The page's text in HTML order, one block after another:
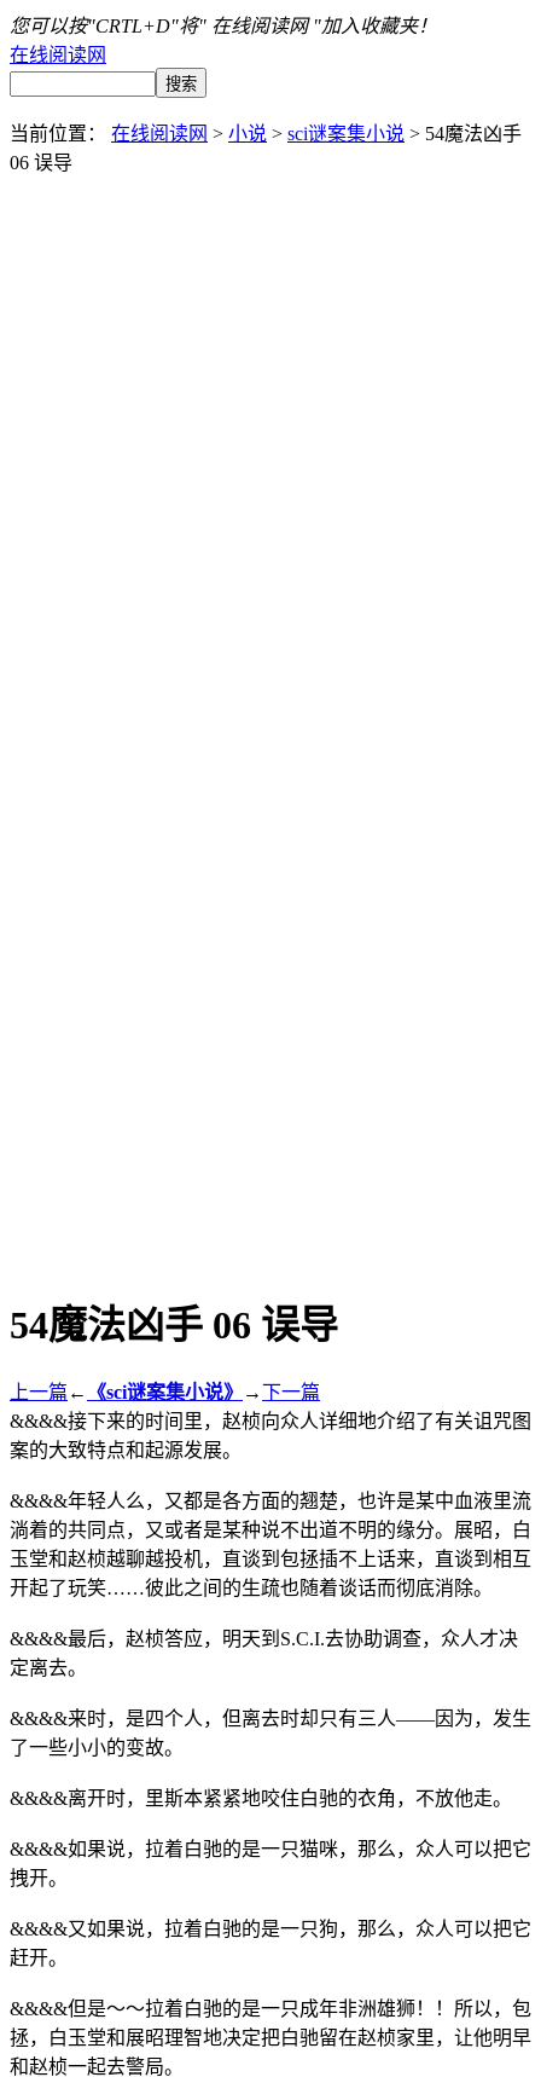
您可以按"CRTL+D"将" 在线阅读网 "加入收藏夹！
在线阅读网
当前位置： 在线阅读网 > 小说 > sci谜案集小说 > 54魔法凶手
06 误导
54魔法凶手 06 误导
上一篇 ← 《sci谜案集小说》 →下一篇
&&&&接下来的时间里，赵桢向众人详细地介绍了有关诅咒图
案的大致特点和起源发展。
&&&&年轻人么，又都是各方面的翘楚，也许是某中血液里流
淌着的共同点，又或者是某种说不出道不明的缘分。展昭，白
玉堂和赵桢越聊越投机，直谈到包拯插不上话来，直谈到相互
开起了玩笑……彼此之间的生疏也随着谈话而彻底消除。
&&&&最后，赵桢答应，明天到S.C.I.去协助调查，众人才决
定离去。
&&&&来时，是四个人，但离去时却只有三人——因为，发生
了一些小小的变故。
&&&&离开时，里斯本紧紧地咬住白驰的衣角，不放他走。
&&&&如果说，拉着白驰的是一只猫咪，那么，众人可以把它
拽开。
&&&&又如果说，拉着白驰的是一只狗，那么，众人可以把它
赶开。
&&&&但是～～拉着白驰的是一只成年非洲雄狮！！所以，包
拯，白玉堂和展昭理智地决定把白驰留在赵桢家里，让他明早
和赵桢一起去警局。